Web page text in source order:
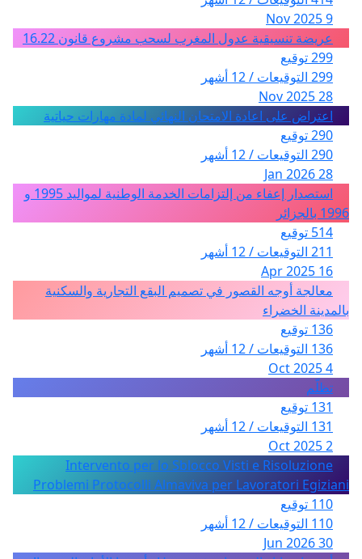
9 Nov 2025
عريضة تنسيقية عدول المغرب لسحب مشروع قانون 16.22
299 توقيع
299 التوقيعات / 12 أشهر
28 Nov 2025
اعتراض على اعادة الامتحان النهائي لمادة مهارات حياتية
290 توقيع
290 التوقيعات / 12 أشهر
28 Jan 2026
استصدار إعفاء من إلتزامات الخدمة الوطنية لمواليد 1995 و
1996 بالجزائر
514 توقيع
211 التوقيعات / 12 أشهر
16 Apr 2025
معالجة أوجه القصور في تصميم البقع التجارية والسكنية
بالمدينة الخضراء
136 توقيع
136 التوقيعات / 12 أشهر
4 Oct 2025
تظلّم
131 توقيع
131 التوقيعات / 12 أشهر
2 Oct 2025
Intervento per lo Sblocco Visti e Risoluzione
Problemi Protocolli Almaviva per Lavoratori Egiziani
110 توقيع
110 التوقيعات / 12 أشهر
30 Jun 2026